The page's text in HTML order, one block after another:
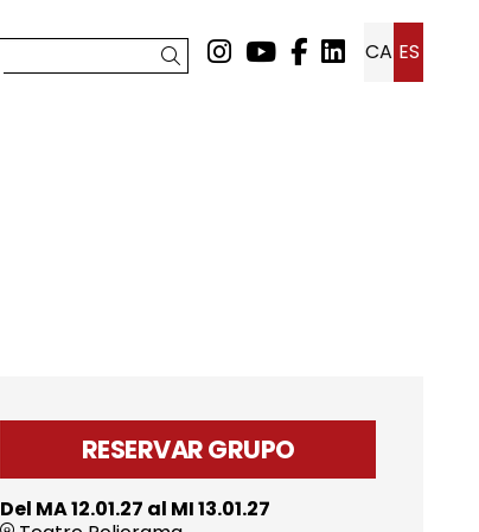
CA ES
Link a instagram
Link a youtube
Link a
Link a
Buscar
RESERVAR GRUPO
Del MA 12.01.27 al MI 13.01.27